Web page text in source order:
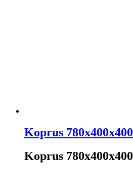
Koprus 780x400x400
Koprus 780x400x400